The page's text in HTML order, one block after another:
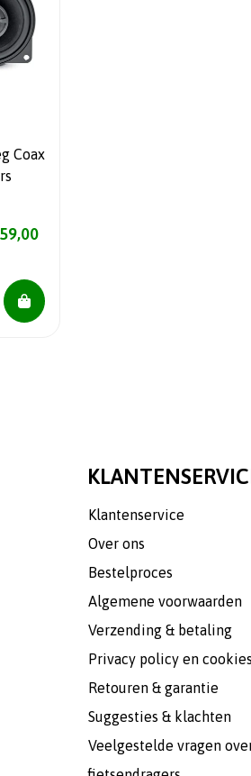
Coax
Klantenservice
Over ons
Bestelproces
Algemene voorwaarden
Verzending & betaling
Privacy policy en cookies
Retouren & garantie
Suggesties & klachten
Veelgestelde vragen